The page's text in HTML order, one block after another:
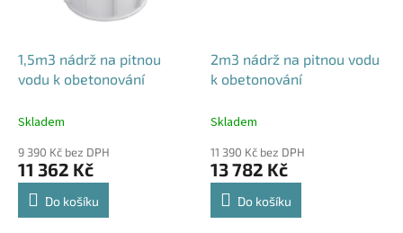
1,5m3 nádrž na pitnou
vodu k obetonování
Skladem
9 390 Kč bez DPH
11 362 Kč
Do košíku
2m3 nádrž na pitnou vodu
k obetonování
Skladem
11 390 Kč bez DPH
13 782 Kč
Do košíku